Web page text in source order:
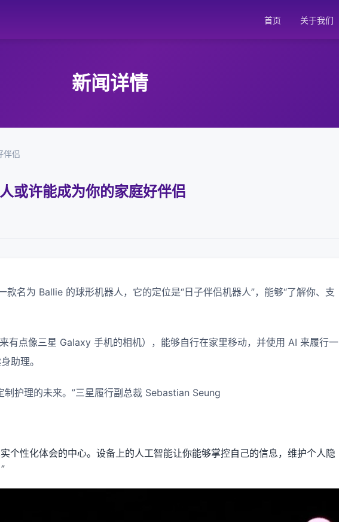
首页 关于我们
新闻详情
伴侣
或许能成为你的家庭好伴侣
款名为 Ballie 的球形机器人，它的定位是“日子伴侣机器人”，能够“了解你、支
有点像三星 Galaxy 手机的相机），能够自行在家里移动，并使用 AI 来履行一
助理。
制护理的未来。”三星履行副总裁 Sebastian Seung
个性化体会的中心。设备上的人工智能让你能够掌控自己的信息，维护个人隐